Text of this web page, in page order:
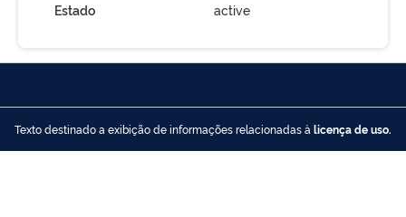
Estado active
Texto destinado a exibição de informações relacionadas à licença de uso.